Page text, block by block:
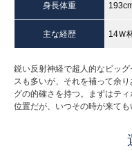
身長体重
主な経歴 14Ｗ
鋭い反射神経で超人的なビッ
スも多いが、それを補って余
グの的確さを持つ。まずはテ
位置だが、いつその時が来ても